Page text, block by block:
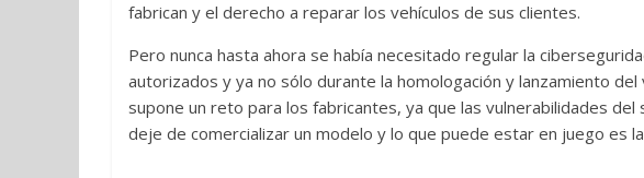
fabrican y el derecho a reparar los vehículos de sus clientes.
Pero nunca hasta ahora se había necesitado regular la
autorizados y ya no sólo durante la homologación y lanzamiento
supone un reto para los fabricantes, ya que las vulnerabilidades
deje de comercializar un modelo y lo que puede estar en juego es